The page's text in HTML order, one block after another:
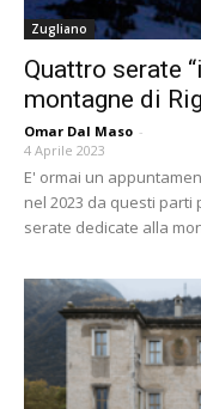
Zugliano
Quattro serate
montagne di
Omar Dal Maso -
4 Aprile 2023
E' ormai un
nel 2023 da questi
serate dedicate alla